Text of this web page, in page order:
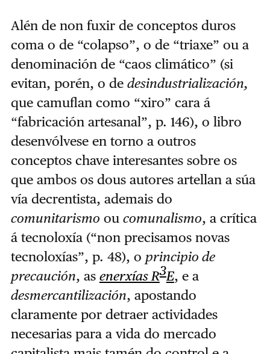
Alén de non fuxir de conceptos duros
coma o de “colapso”, o de “triaxe” ou a
denominación de “caos climático” (si
evitan, porén, o de desindustrialización,
que camuflan como “xiro” cara á
“fabricación artesanal”, p. 146), o libro
desenvólvese en torno a outros
conceptos chave interesantes sobre os
que ambos os dous autores artellan a súa
vía decrentista, ademais do
comunitarismo ou comunalismo, a crítica
á tecnoloxía (“non precisamos novas
tecnoloxías”, p. 48), o principio de
precaución, as enerxías R3E, e a
desmercantilización, apostando
claramente por detraer actividades
necesarias para a vida do mercado